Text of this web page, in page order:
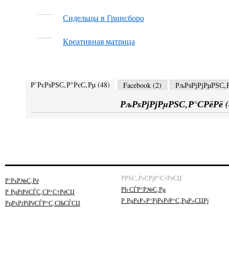
Сидельцы в Гринсборо
Креативная матрица
Р’РєРѕРЅС‚Р°РєС‚Рµ (48) Facebook (2)
РљРѕРјРјРµРЅС‚Р°СРёРё (
Р’РѕР№С‚Рё
Р РµРіРёСЃС‚СР°С†РёСЏ
РџРѕРґРїРёСЃР°С‚СЊСЃСЏ
РРЅС„РѕСРјР°С†РёСЏ
Рћ СЃР°Р№С‚Рµ
Р РµРєР»Р°РјРѕРґР°С‚РµР»СЏРј